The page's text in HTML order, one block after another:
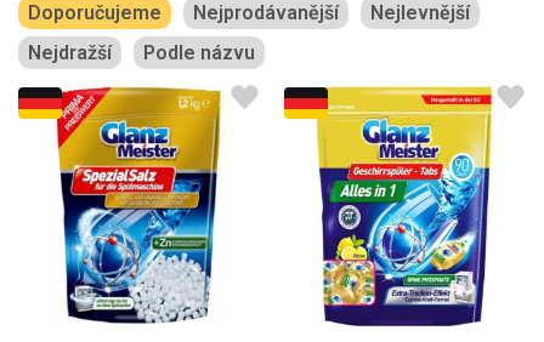
Doporučujeme Nejprodávanější
Nejlevnější
Nejdražší
Podle názvu